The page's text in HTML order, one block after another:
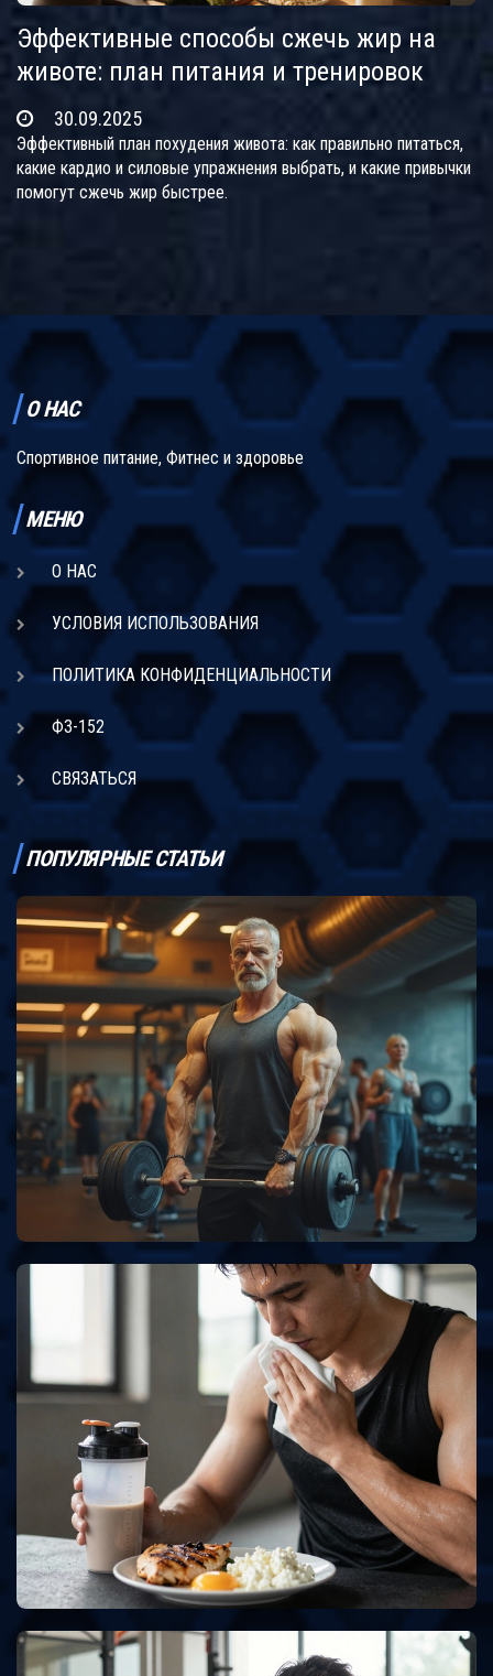
Эффективные способы сжечь жир на
животе: план питания и тренировок
30.09.2025
Эффективный план похудения живота: как правильно питаться,
какие кардио и силовые упражнения выбрать, и какие привычки
помогут сжечь жир быстрее.
О НАС
Спортивное питание, Фитнес и здоровье
МЕНЮ
О НАС
УСЛОВИЯ ИСПОЛЬЗОВАНИЯ
ПОЛИТИКА КОНФИДЕНЦИАЛЬНОСТИ
ФЗ-152
СВЯЗАТЬСЯ
ПОПУЛЯРНЫЕ СТАТЬИ